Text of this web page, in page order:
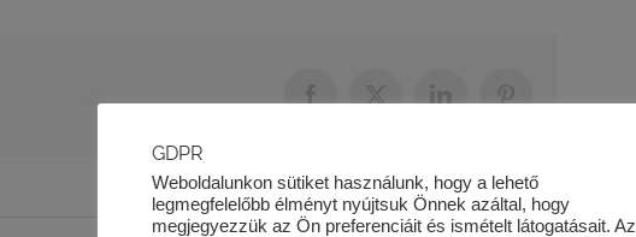
Facebook
X LinkedInPinterest
GDPR
Weboldalunkon sütiket használunk, hogy a lehető
legmegfelelőbb élményt nyújtsuk Önnek azáltal, hogy
megjegyezzük az Ön preferenciáit és ismételt látogatásait. Az